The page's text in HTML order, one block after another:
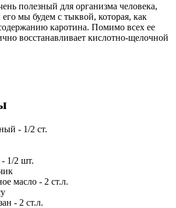
полезный для организма человека,
мы будем с тыквой, которая, как
каротина. Помимо всех ее
восстанавливает кислотно-щелочной
- 1/2 ст.
- 1/2 шт.
масло - 2 ст.л.
- 2 ст.л.